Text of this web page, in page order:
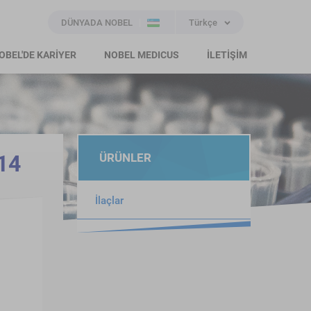
DÜNYADA NOBEL Türkçe
KARİYER NOBEL MEDICUS İLETİŞİM
ÜRÜNLER
İlaçlar